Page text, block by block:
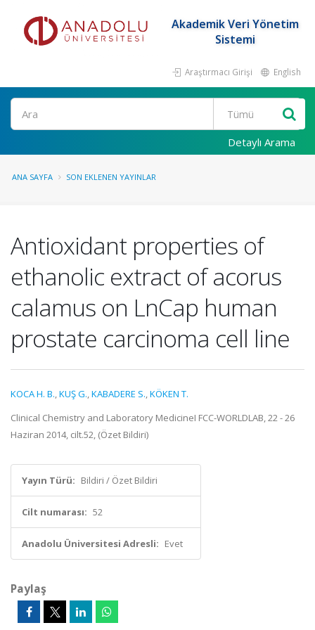
Akademik Veri Yönetim
Sistemi
Araştırmacı Girişi English
Ara
Detaylı Arama
ANA SAYFA SON EKLENEN YAYINLAR
Antioxidant properties of
ethanolic extract of acorus
calamus on LnCap human
prostate carcinoma cell line
KOCA H. B.,KUŞ G.,KABADERE S.,KÖKEN T.
Clinical Chemistry and Laboratory MedicineI FCC-WORLDLAB, 22 - 26
Haziran 2014, cilt.52, (Özet Bildiri)
Yayın Türü: Bildiri / Özet Bildiri
Cilt numarası: 52
Anadolu Üniversitesi Adresli: Evet
Paylaş